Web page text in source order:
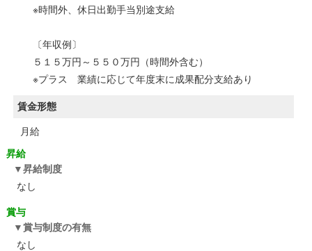
※時間外、休日出勤手当別途支給
〔年収例〕
５１５万円～５５０万円（時間外含む）
※プラス 業績に応じて年度末に成果配分支給あり
賃金形態
月給
昇給
昇給制度
なし
賞与
賞与制度の有無
なし